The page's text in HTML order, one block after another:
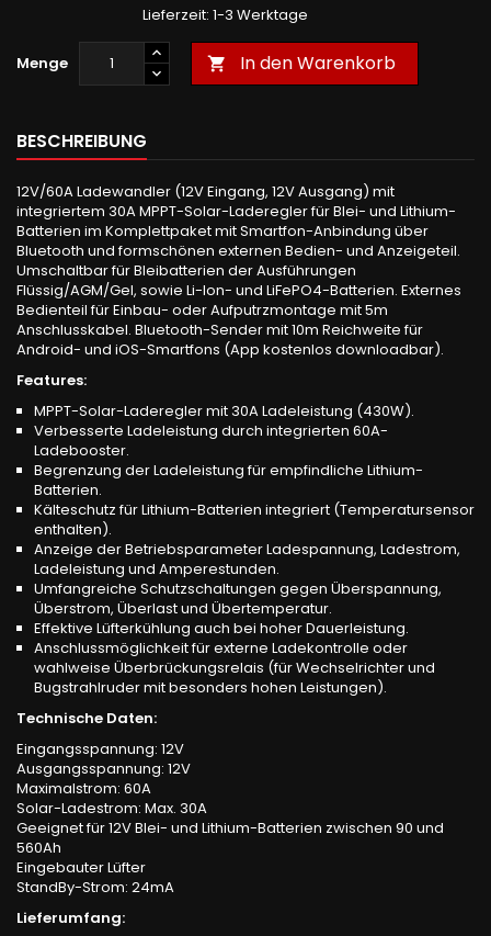
Lieferzeit: 1-3 Werktage
Menge  In den Warenkorb
BESCHREIBUNG
12V/60A Ladewandler (12V Eingang, 12V Ausgang) mit
integriertem 30A MPPT-Solar-Laderegler für Blei- und Lithium-
Batterien im Komplettpaket mit Smartfon-Anbindung über
Bluetooth und formschönen externen Bedien- und Anzeigeteil.
Umschaltbar für Bleibatterien der Ausführungen
Flüssig/AGM/Gel, sowie Li-Ion- und LiFePO4-Batterien. Externes
Bedienteil für Einbau- oder Aufputrzmontage mit 5m
Anschlusskabel. Bluetooth-Sender mit 10m Reichweite für
Android- und iOS-Smartfons (App kostenlos downloadbar).
Features:
MPPT-Solar-Laderegler mit 30A Ladeleistung (430W).
Verbesserte Ladeleistung durch integrierten 60A-
Ladebooster.
Begrenzung der Ladeleistung für empfindliche Lithium-
Batterien.
Kälteschutz für Lithium-Batterien integriert (Temperatursensor
enthalten).
Anzeige der Betriebsparameter Ladespannung, Ladestrom,
Ladeleistung und Amperestunden.
Umfangreiche Schutzschaltungen gegen Überspannung,
Überstrom, Überlast und Übertemperatur.
Effektive Lüfterkühlung auch bei hoher Dauerleistung.
Anschlussmöglichkeit für externe Ladekontrolle oder
wahlweise Überbrückungsrelais (für Wechselrichter und
Bugstrahlruder mit besonders hohen Leistungen).
Technische Daten:
Eingangsspannung: 12V
Ausgangsspannung: 12V
Maximalstrom: 60A
Solar-Ladestrom: Max. 30A
Geeignet für 12V Blei- und Lithium-Batterien zwischen 90 und
560Ah
Eingebauter Lüfter
StandBy-Strom: 24mA
Lieferumfang: